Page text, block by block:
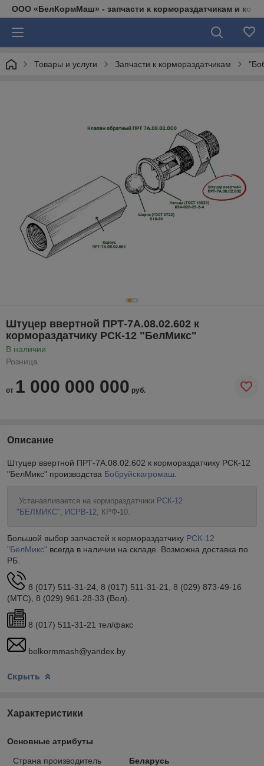
ООО «БелКормМаш» - запчасти к кормораздатчикам и
Товары и услуги Запчасти к кормораздатчикам
Штуцер ввертной ПРТ-7А.08.02.602 к
кормораздатчику РСК-12 "БелМикс"
В наличии
Розница
от 1 000 000 000 руб.
Описание
Штуцер ввертной ПРТ-7А.08.02.602 к кормораздатчику РСК-12
"БелМикс" производства Бобруйскагромаш
Устанавливается на кормораздатчики РСК-12
"БЕЛМИКС"
ИСРВ-12 , КРФ-10.
Большой выбор запчастей к кормораздатчику РСК-12
"БелМикс" всегда в наличии на складе. Возможна доставка по
РБ.
8 (017) 511-31-24, 8 (017) 511-31-21, 8 (029) 873-49-16
(МТС), 8 (029) 961-28-33 (Вел).
8 (017) 511-31-21 тел/факс
belkormmash@yandex.by
Скрыть
Характеристики
Основные атрибуты
Страна производитель Беларусь